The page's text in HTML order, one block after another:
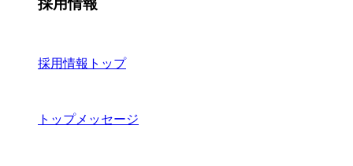
採用情報
採用情報トップ
トップメッセージ